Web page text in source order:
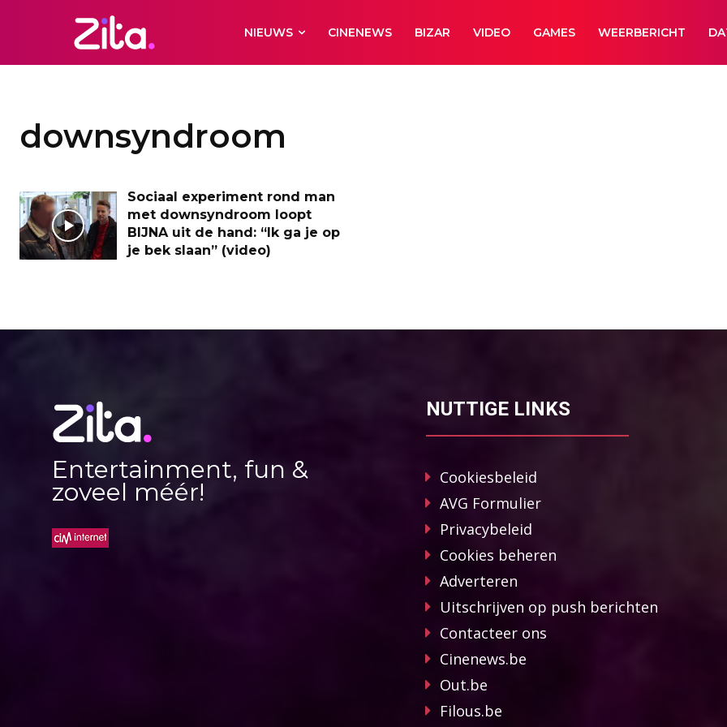
NIEUWS CINENEWS BIZAR VIDEO GAMES WEERBERICHT
downsyndroom
Sociaal experiment rond man
met downsyndroom loopt
BIJNA uit de hand: “Ik ga je op
je bek slaan” (video)
Entertainment, fun &
zoveel méér!
NUTTIGE LINKS
Cookiesbeleid
AVG Formulier
Privacybeleid
Cookies beheren
Adverteren
Uitschrijven op push berichten
Contacteer ons
Cinenews.be
Out.be
Filous.be